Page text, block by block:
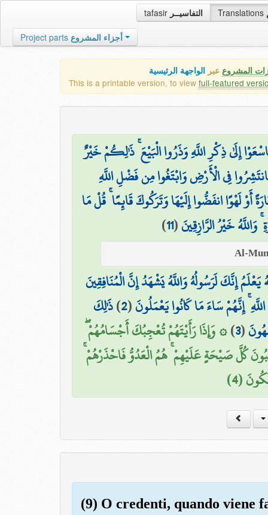
tafasir التفاسيــر Translations
Project parts أجزاء المشروع
المشروع عبر الواجهة الرئيسية
This is a printable version, to view full-featured
إِلَىٰ ذِكْرِ اللَّهِ وَذَرُوا الْبَيْعَ ۚ ذَٰلِكُمْ خَيْرٌ
فِي الْأَرْضِ وَابْتَغُوا مِن فَضْلِ اللَّهِ
أَوْ لَهْوًا انفَضُّوا إِلَيْهَا وَتَرَكُوكَ قَائِمًا ۚ قُلْ مَا
خَيْرُ الرَّازِقِينَ(
11
)
إِنَّكَ لَرَسُولُهُ وَاللَّهُ يَشْهَدُ إِنَّ الْمُنَافِقِينَ
إِنَّهُمْ سَاءَ مَا كَانُوا يَعْمَلُونَ(
2
)ذَٰلِكَ
(
3
)۞ وَإِذَا رَأَيْتَهُمْ تُعْجِبُكَ أَجْسَامُهُمْ ۖ
كُلَّ صَيْحَةٍ عَلَيْهِمْ ۚ هُمُ الْعَدُوُّ فَاحْذَرْهُمْ
(4)
(9) O credenti, quando viene